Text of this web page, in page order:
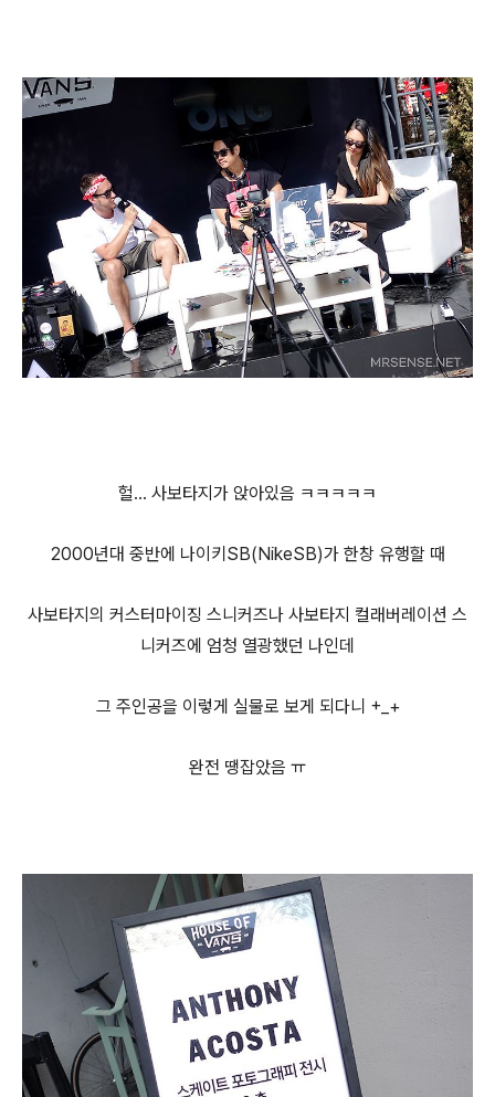
헐... 사보타지가 앉아있음 ㅋㅋㅋㅋㅋ
2000년대 중반에 나이키SB(NikeSB)가 한창 유행할 때
사보타지의 커스터마이징 스니커즈나 사보타지 컬래버레이션 스
니커즈에 엄청 열광했던 나인데
그 주인공을 이렇게 실물로 보게 되다니 +_+
완전 땡잡았음 ㅠ